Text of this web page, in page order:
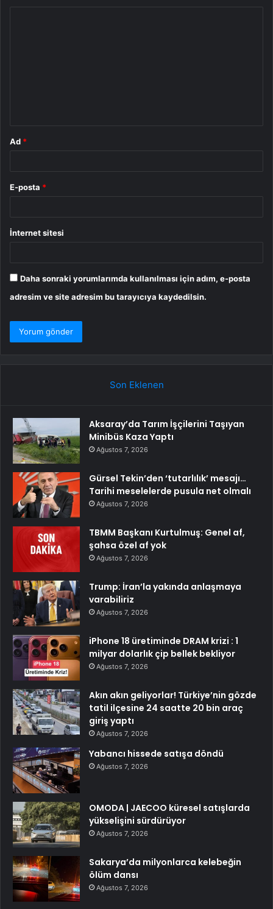
Ad *
E-posta *
İnternet sitesi
Daha sonraki yorumlarımda kullanılması için adım, e-posta
adresim ve site adresim bu tarayıcıya kaydedilsin.
Son Eklenen
Aksaray’da Tarım İşçilerini Taşıyan
Minibüs Kaza Yaptı
Ağustos 7, 2026
Gürsel Tekin’den ‘tutarlılık’ mesajı…
Tarihi meselelerde pusula net olmalı
Ağustos 7, 2026
TBMM Başkanı Kurtulmuş: Genel af,
şahsa özel af yok
Ağustos 7, 2026
Trump: İran’la yakında anlaşmaya
varabiliriz
Ağustos 7, 2026
iPhone 18 üretiminde DRAM krizi : 1
milyar dolarlık çip bellek bekliyor
Ağustos 7, 2026
Akın akın geliyorlar! Türkiye’nin gözde
tatil ilçesine 24 saatte 20 bin araç
giriş yaptı
Ağustos 7, 2026
Yabancı hissede satışa döndü
Ağustos 7, 2026
OMODA | JAECOO küresel satışlarda
yükselişini sürdürüyor
Ağustos 7, 2026
Sakarya’da milyonlarca kelebeğin
ölüm dansı
Ağustos 7, 2026